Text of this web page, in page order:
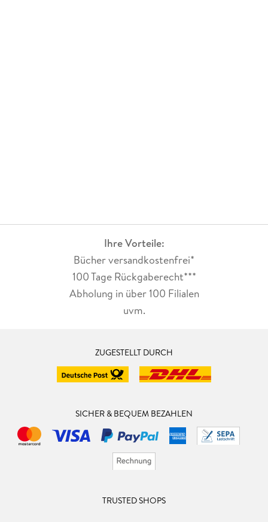
Ihre Vorteile:
Bücher versandkostenfrei*
100 Tage Rückgaberecht***
Abholung in über 100 Filialen
uvm.
ZUGESTELLT DURCH
SICHER & BEQUEM BEZAHLEN
TRUSTED SHOPS